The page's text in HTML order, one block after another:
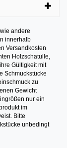
andere
innerhalb
Versandkosten
Holzschatulle,
Gültigkeit mit
Schmuckstücke
zu
Gewicht
nur ein
im
Bitte
unbedingt